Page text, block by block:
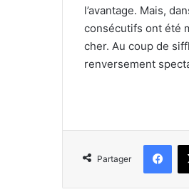
l’avantage. Mais,
consécutifs ont été
cher. Au coup de
renversement
Partager